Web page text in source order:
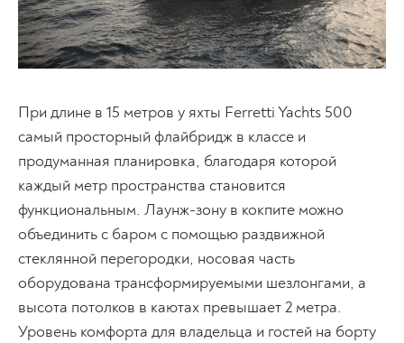
При длине в 15 метров у яхты Ferretti Yachts 500
самый просторный флайбридж в классе и
продуманная планировка, благодаря которой
каждый метр пространства становится
функциональным. Лаунж-зону в кокпите можно
объединить с баром с помощью раздвижной
стеклянной перегородки, носовая часть
оборудована трансформируемыми шезлонгами, а
высота потолков в каютах превышает 2 метра.
Уровень комфорта для владельца и гостей на борту